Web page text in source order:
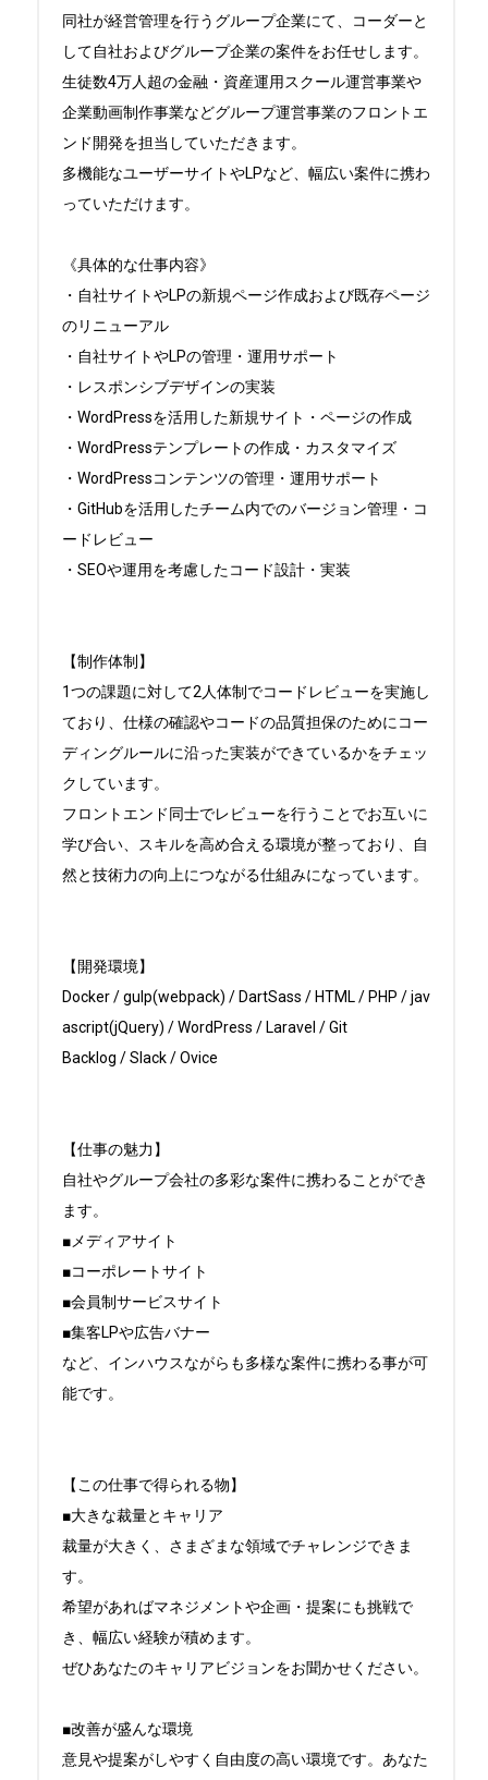
同社が経営管理を行うグループ企業にて、コーダーと
して自社およびグループ企業の案件をお任せします。
生徒数4万人超の金融・資産運用スクール運営事業や
企業動画制作事業などグループ運営事業のフロントエ
ンド開発を担当していただきます。
多機能なユーザーサイトやLPなど、幅広い案件に携わ
っていただけます。
《具体的な仕事内容》
・自社サイトやLPの新規ページ作成および既存ページ
のリニューアル
・自社サイトやLPの管理・運用サポート
・レスポンシブデザインの実装
・WordPressを活用した新規サイト・ページの作成
・WordPressテンプレートの作成・カスタマイズ
・WordPressコンテンツの管理・運用サポート
・GitHubを活用したチーム内でのバージョン管理・コ
ードレビュー
・SEOや運用を考慮したコード設計・実装
【制作体制】
1つの課題に対して2人体制でコードレビューを実施し
ており、仕様の確認やコードの品質担保のためにコー
ディングルールに沿った実装ができているかをチェッ
クしています。
フロントエンド同士でレビューを行うことでお互いに
学び合い、スキルを高め合える環境が整っており、自
然と技術力の向上につながる仕組みになっています。
【開発環境】
Docker / gulp(webpack) / DartSass / HTML / PHP / jav
ascript(jQuery) / WordPress / Laravel / Git
Backlog / Slack / Ovice
【仕事の魅力】
自社やグループ会社の多彩な案件に携わることができ
ます。
■メディアサイト
■コーポレートサイト
■会員制サービスサイト
■集客LPや広告バナー
など、インハウスながらも多様な案件に携わる事が可
能です。
【この仕事で得られる物】
■大きな裁量とキャリア
裁量が大きく、さまざまな領域でチャレンジできま
す。
希望があればマネジメントや企画・提案にも挑戦で
き、幅広い経験が積めます。
ぜひあなたのキャリアビジョンをお聞かせください。
■改善が盛んな環境
意見や提案がしやすく自由度の高い環境です。あなた